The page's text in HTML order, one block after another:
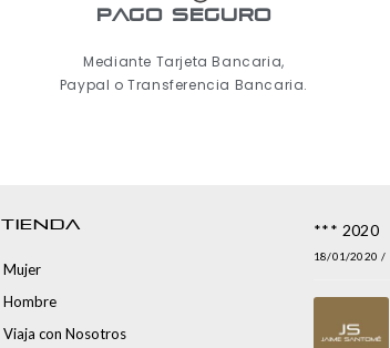
pago seguro
Mediante Tarjeta Bancaria,
Paypal o Transferencia Bancaria.
TIENDA
Mujer
Hombre
Viaja con Nosotros
*** 2020
18/01/2020 /